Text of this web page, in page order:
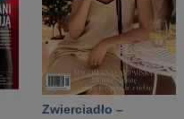
Zwierciadło –